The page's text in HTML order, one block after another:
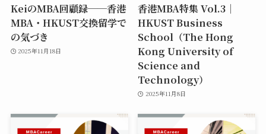
KeiのMBA回顧録──香港
MBA・HKUST交換留学で
の気づき
2025年11月18日
香港MBA特集 Vol.3｜
HKUST Business
School（The Hong
Kong University of
Science and
Technology）
2025年11月8日